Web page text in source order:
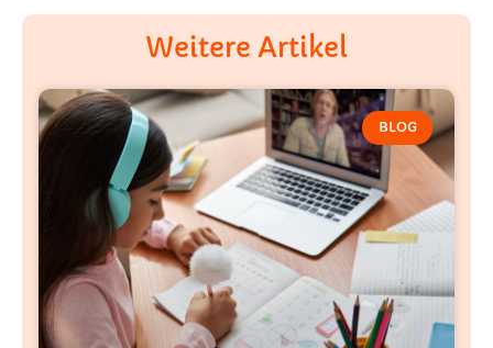
Weitere Artikel
BLOG